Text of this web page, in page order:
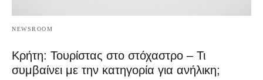
NEWSROOM
Κρήτη: Τουρίστας στο στόχαστρο – Τι
συμβαίνει με την κατηγορία για ανήλικη;